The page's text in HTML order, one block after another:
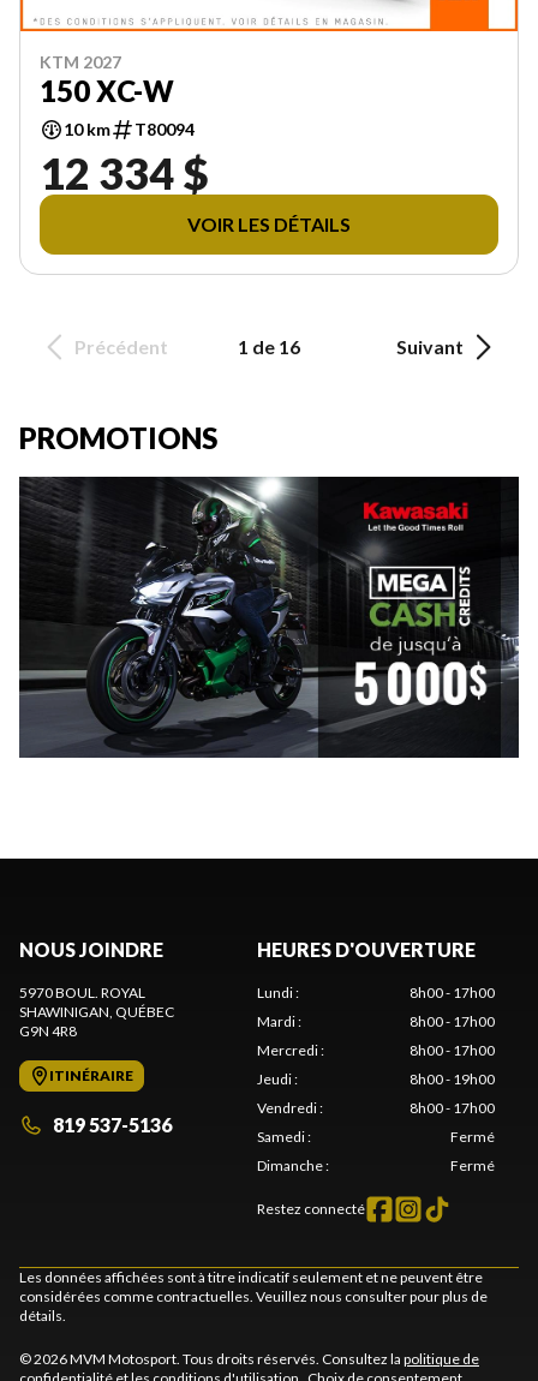
KTM 2027
150 XC-W
10 km T80094
12 334 $
VOIR LES DÉTAILS
Précédent 1 de 16 Suivant
PROMOTIONS
NOUS JOINDRE
5970 BOUL. ROYAL
SHAWINIGAN, QUÉBEC
G9N 4R8
ITINÉRAIRE
819 537-5136
HEURES D'OUVERTURE
Lundi:
8h00 - 17h00
Mardi:
8h00 - 17h00
Mercredi:
8h00 - 17h00
Jeudi:
8h00 - 19h00
Vendredi:
8h00 - 17h00
Samedi:
Fermé
Dimanche: Fermé
Restez connecté
Les données affichées sont à titre indicatif seulement et ne peuvent être
considérées comme contractuelles. Veuillez nous consulter pour plus de
détails.
© 2026 MVM Motosport. Tous droits réservés. Consultez la politique de